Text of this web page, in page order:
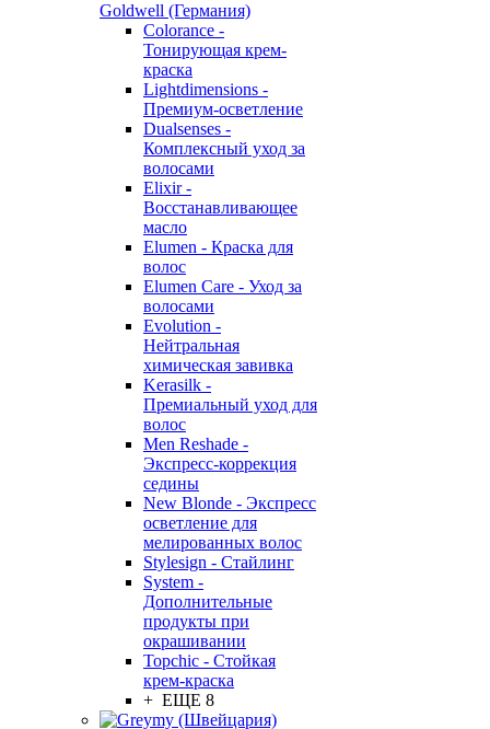
Goldwell (Германия)
Colorance -
Тонирующая крем-
краска
Lightdimensions -
Премиум-осветление
Dualsenses -
Комплексный уход за
волосами
Elixir -
Восстанавливающее
масло
Elumen - Краска для
волос
Elumen Care - Уход за
волосами
Evolution -
Нейтральная
химическая завивка
Kerasilk -
Премиальный уход для
волос
Men Reshade -
Экспресс-коррекция
седины
New Blonde - Экспресс
осветление для
мелированных волос
Stylesign - Стайлинг
System -
Дополнительные
продукты при
окрашивании
Topchic - Стойкая
крем-краска
+ ЕЩЕ 8